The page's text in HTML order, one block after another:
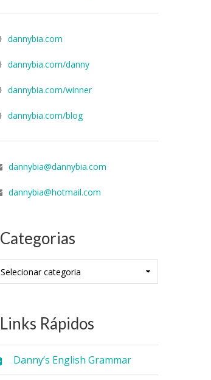
dannybia.com
dannybia.com/danny
dannybia.com/winner
dannybia.com/blog
dannybia@dannybia.com
dannybia@hotmail.com
Categorias
Links Rápidos
Danny’s English Grammar